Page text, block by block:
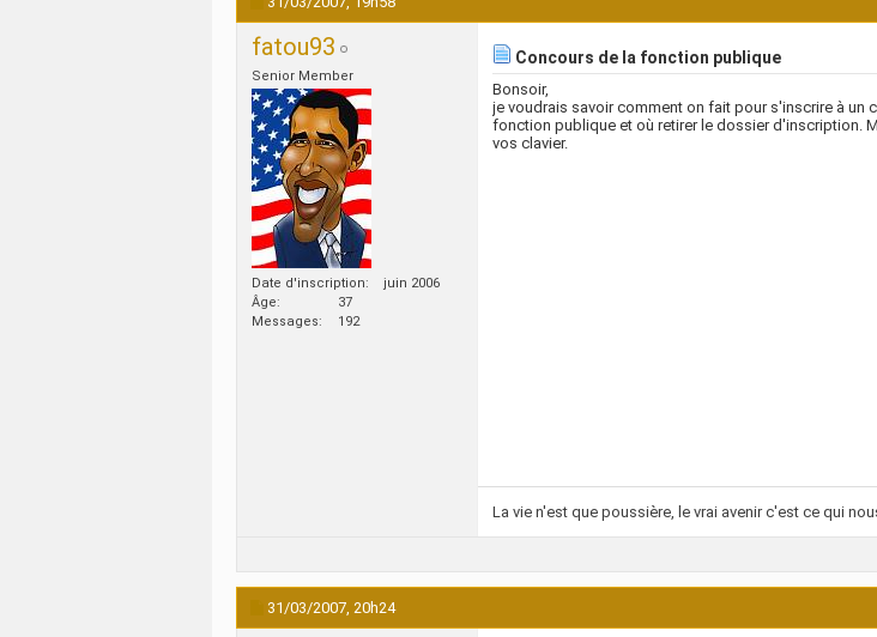
fatou93
Senior Member
Date d'inscription
juin 2006
Âge
37
Messages
192
Concours de la fonction publique
Bonsoir,
je voudrais savoir comment on fait pour s'inscrire à un
fonction publique et où retirer le dossier d'inscription.
vos clavier.
La vie n'est que poussière, le vrai avenir c'est ce qui
31/03/2007, 20h24